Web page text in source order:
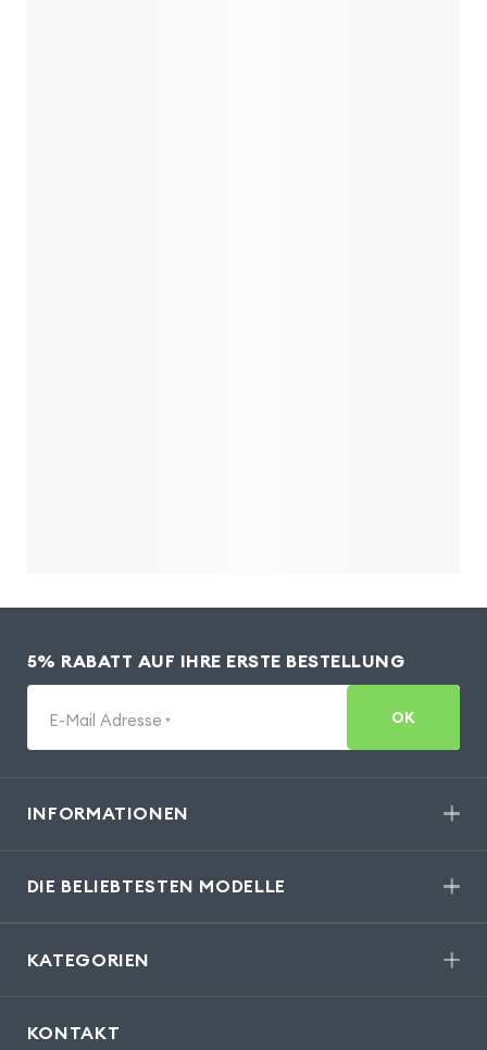
5% RABATT AUF IHRE ERSTE BESTELLUNG
E-Mail Adresse * OK
INFORMATIONEN
DIE BELIEBTESTEN MODELLE
KATEGORIEN
KONTAKT